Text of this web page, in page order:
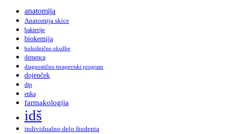
anatomija
Anatomija skice
bakterije
biokemija
bolnišnične okužbe
demenca
diagnostično terapevtski program
dojenček
dtp
etika
farmakologija
idš
individualno delo študenta